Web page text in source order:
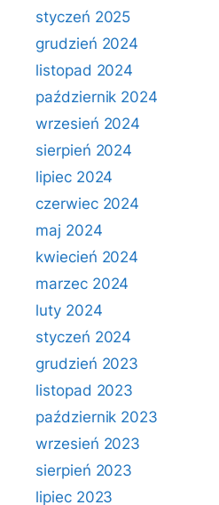
styczeń 2025
grudzień 2024
listopad 2024
październik 2024
wrzesień 2024
sierpień 2024
lipiec 2024
czerwiec 2024
maj 2024
kwiecień 2024
marzec 2024
luty 2024
styczeń 2024
grudzień 2023
listopad 2023
październik 2023
wrzesień 2023
sierpień 2023
lipiec 2023